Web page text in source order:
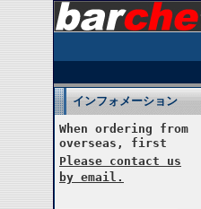
インフォメーション
When ordering from
overseas, first
Please contact us
by email.